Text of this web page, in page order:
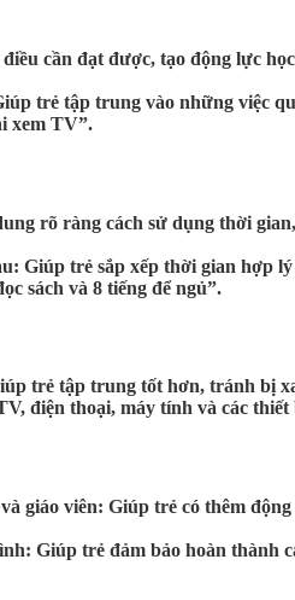
cần đạt được, tạo động lực
trẻ tập trung vào những việc
xem TV”.
rõ ràng cách sử dụng thời
Giúp trẻ sắp xếp thời gian hợp
sách và 8 tiếng để ngủ”.
trẻ tập trung tốt hơn, tránh bị
điện thoại, máy tính và các
giáo viên: Giúp trẻ có thêm
Giúp trẻ đảm bảo hoàn thành